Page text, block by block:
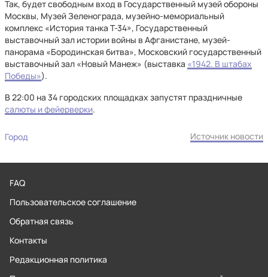
Так, будет свободным вход в Государственный музей обороны
Москвы, Музей Зеленограда, музейно-мемориальный
комплекс «История танка Т-34», Государственный
выставочный зал истории войны в Афганистане, музей-
панорама «Бородинская битва», Московский государственный
выставочный зал «Новый Манеж» (выставка «1942. В штабах
Победы»).
В 22:00 на 34 городских площадках запустят праздничные
салюты и фейерверки.
Город Источник новости
FAQ
Пользовательское соглашение
Обратная связь
Контакты
Редакционная политика